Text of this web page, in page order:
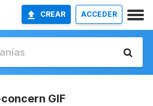
CREAR ACCEDER
GIF